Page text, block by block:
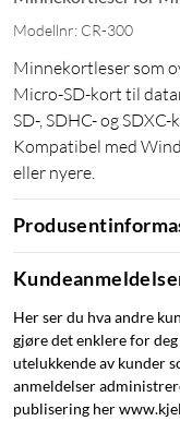
Modellnr: CR-300
Minnekortleser som
Micro-SD-kort til
SD-, SDHC- og
Kompatibel med
eller nyere.
Her ser du hva andre
gjøre det enklere for
utelukkende av kunder
anmeldelser
publisering her